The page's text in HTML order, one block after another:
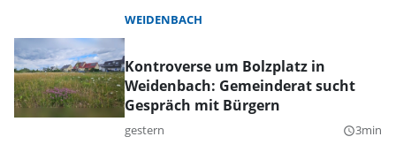
WEIDENBACH
Kontroverse um Bolzplatz in
Weidenbach: Gemeinderat sucht
Gespräch mit Bürgern
gestern query_builder3min